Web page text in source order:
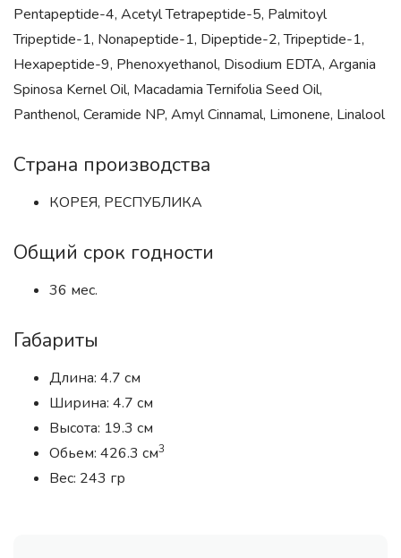
Pentapeptide-4, Acetyl Tetrapeptide-5, Palmitoyl
Tripeptide-1, Nonapeptide-1, Dipeptide-2, Tripeptide-1,
Hexapeptide-9, Phenoxyethanol, Disodium EDTA, Argania
Spinosa Kernel Oil, Macadamia Ternifolia Seed Oil,
Panthenol, Ceramide NP, Amyl Cinnamal, Limonene, Linalool
Страна производства
КОРЕЯ, РЕСПУБЛИКА
Общий срок годности
36 мес.
Габариты
Длина: 4.7 см
Ширина: 4.7 см
Высота: 19.3 см
Обьем: 426.3 см3
Вес: 243 гр